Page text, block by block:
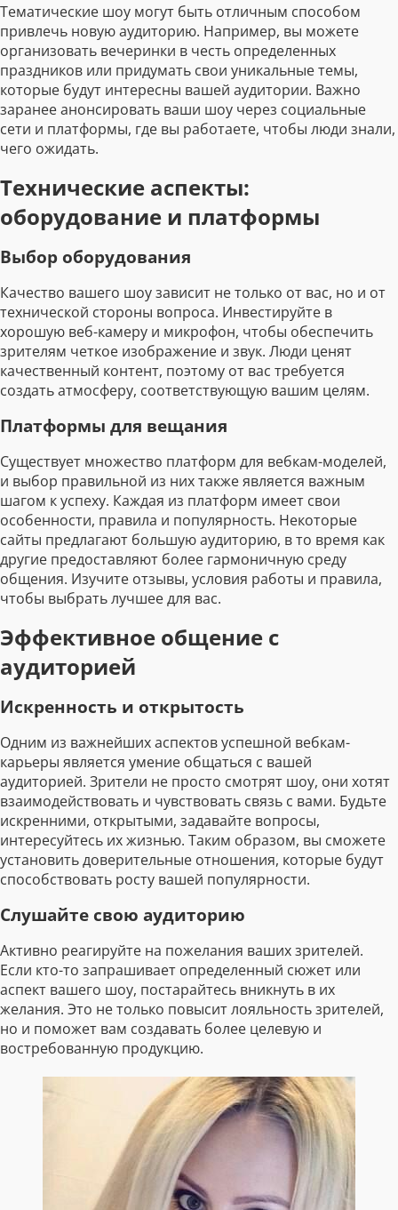
Тематические шоу могут быть отличным способом
привлечь новую аудиторию. Например, вы можете
организовать вечеринки в честь определенных
праздников или придумать свои уникальные темы,
которые будут интересны вашей аудитории. Важно
заранее анонсировать ваши шоу через социальные
сети и платформы, где вы работаете, чтобы люди знали,
чего ожидать.
Технические аспекты:
оборудование и платформы
Выбор оборудования
Качество вашего шоу зависит не только от вас, но и от
технической стороны вопроса. Инвестируйте в
хорошую веб-камеру и микрофон, чтобы обеспечить
зрителям четкое изображение и звук. Люди ценят
качественный контент, поэтому от вас требуется
создать атмосферу, соответствующую вашим целям.
Платформы для вещания
Существует множество платформ для вебкам-моделей,
и выбор правильной из них также является важным
шагом к успеху. Каждая из платформ имеет свои
особенности, правила и популярность. Некоторые
сайты предлагают большую аудиторию, в то время как
другие предоставляют более гармоничную среду
общения. Изучите отзывы, условия работы и правила,
чтобы выбрать лучшее для вас.
Эффективное общение с
аудиторией
Искренность и открытость
Одним из важнейших аспектов успешной вебкам-
карьеры является умение общаться с вашей
аудиторией. Зрители не просто смотрят шоу, они хотят
взаимодействовать и чувствовать связь с вами. Будьте
искренними, открытыми, задавайте вопросы,
интересуйтесь их жизнью. Таким образом, вы сможете
установить доверительные отношения, которые будут
способствовать росту вашей популярности.
Слушайте свою аудиторию
Активно реагируйте на пожелания ваших зрителей.
Если кто-то запрашивает определенный сюжет или
аспект вашего шоу, постарайтесь вникнуть в их
желания. Это не только повысит лояльность зрителей,
но и поможет вам создавать более целевую и
востребованную продукцию.